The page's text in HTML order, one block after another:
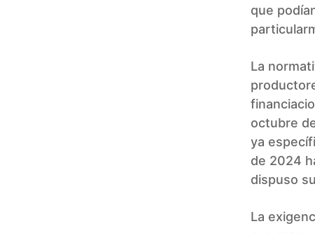
que
La
octubre
ya
de 2024
dispuso
La